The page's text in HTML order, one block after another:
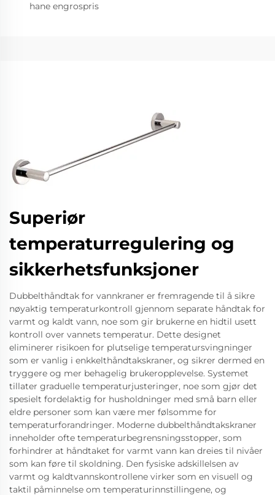
hane engrospris
Superiør
temperaturregulering og
sikkerhetsfunksjoner
Dubbelthåndtak for vannkraner er fremragende til å sikre
nøyaktig temperaturkontroll gjennom separate håndtak for
varmt og kaldt vann, noe som gir brukerne en hidtil usett
kontroll over vannets temperatur. Dette designet
eliminerer risikoen for plutselige temperatursvingninger
som er vanlig i enkkelthåndtakskraner, og sikrer dermed en
tryggere og mer behagelig brukeropplevelse. Systemet
tillater graduelle temperaturjusteringer, noe som gjør det
spesielt fordelaktig for husholdninger med små barn eller
eldre personer som kan være mer følsomme for
temperaturforandringer. Moderne dubbelthåndtakskraner
inneholder ofte temperaturbegrensningsstopper, som
forhindrer at håndtaket for varmt vann kan dreies til nivåer
som kan føre til skoldning. Den fysiske adskillelsen av
varmt og kaldtvannskontrollene virker som en visuell og
taktil påminnelse om temperaturinnstillingene, og